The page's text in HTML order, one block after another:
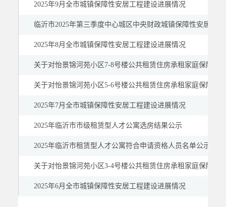
2025年9月全市城镇保障性安居工程建设进展情况
临沂市2025年第三季度中心城区中央财政城镇保障性安居工
2025年8月全市城镇保障性安居工程建设进展情况
关于对怡景锦河苑小区7-8号楼公共租赁住房承租家庭保障资
关于对怡景锦河苑小区5-6号楼公共租赁住房承租家庭保障资
2025年7月全市城镇保障性安居工程建设进展情况
2025年临沂市市级租赁型人才公寓选房结果公示
2025年临沂市租赁型人才公寓符合申请资格人员名单公示
关于对怡景锦河苑小区3-4号楼公共租赁住房承租家庭保障资
2025年6月全市城镇保障性安居工程建设进展情况